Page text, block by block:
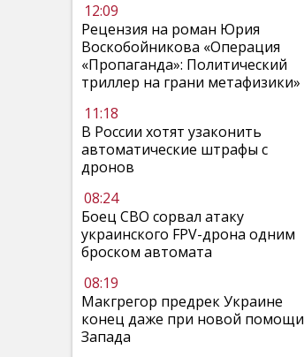
12:09
Рецензия на роман Юрия
Воскобойникова «Операция
«Пропаганда»: Политический
триллер на грани метафизики»
11:18
В России хотят узаконить
автоматические штрафы с
дронов
08:24
Боец СВО сорвал атаку
украинского FPV-дрона одним
броском автомата
08:19
Макгрегор предрек Украине
конец даже при новой помощи
Запада